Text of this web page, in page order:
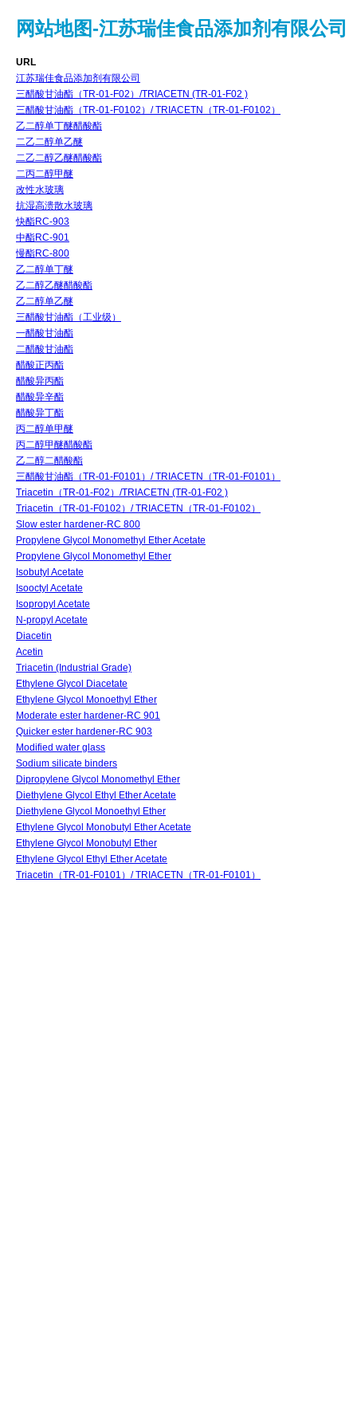
网站地图-江苏瑞佳食品添加剂有限公司
URL
江苏瑞佳食品添加剂有限公司
三醋酸甘油酯（TR-01-F02）/TRIACETN (TR-01-F02 )
三醋酸甘油酯（TR-01-F0102）/ TRIACETN（TR-01-F0102）
乙二醇单丁醚醋酸酯
二乙二醇单乙醚
二乙二醇乙醚醋酸酯
二丙二醇甲醚
改性水玻璃
抗湿高溃散水玻璃
快酯RC-903
中酯RC-901
慢酯RC-800
乙二醇单丁醚
乙二醇乙醚醋酸酯
乙二醇单乙醚
三醋酸甘油酯（工业级）
一醋酸甘油酯
二醋酸甘油酯
醋酸正丙酯
醋酸异丙酯
醋酸异辛酯
醋酸异丁酯
丙二醇单甲醚
丙二醇甲醚醋酸酯
乙二醇二醋酸酯
三醋酸甘油酯（TR-01-F0101）/ TRIACETN（TR-01-F0101）
Triacetin（TR-01-F02）/TRIACETN (TR-01-F02 )
Triacetin（TR-01-F0102）/ TRIACETN（TR-01-F0102）
Slow ester hardener-RC 800
Propylene Glycol Monomethyl Ether Acetate
Propylene Glycol Monomethyl Ether
Isobutyl Acetate
Isooctyl Acetate
Isopropyl Acetate
N-propyl Acetate
Diacetin
Acetin
Triacetin (Industrial Grade)
Ethylene Glycol Diacetate
Ethylene Glycol Monoethyl Ether
Moderate ester hardener-RC 901
Quicker ester hardener-RC 903
Modified water glass
Sodium silicate binders
Dipropylene Glycol Monomethyl Ether
Diethylene Glycol Ethyl Ether Acetate
Diethylene Glycol Monoethyl Ether
Ethylene Glycol Monobutyl Ether Acetate
Ethylene Glycol Monobutyl Ether
Ethylene Glycol Ethyl Ether Acetate
Triacetin（TR-01-F0101）/ TRIACETN（TR-01-F0101）